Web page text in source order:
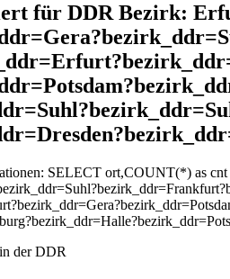
für DDR Bezirk:
SELECT ort,COUNT(*) as